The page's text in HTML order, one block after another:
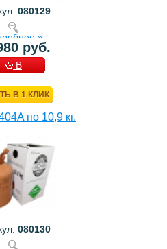
080129
»
руб.
В
В 1 КЛИК
по 10,9 кг.
080130